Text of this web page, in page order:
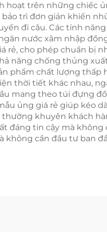
hoạt trên những chiếc
trì đơn giản khiến
đi câu. Các tính
nước xâm nhập
rẻ, cho phép chuẩn bị
năng chống thủng
phẩm chất lượng thấp
thời tiết khác nhau,
mang theo túi đựng
ủng giá rẻ giúp kéo
thường khuyên khách
đáng tin cậy mà không
không cần đầu tư ban